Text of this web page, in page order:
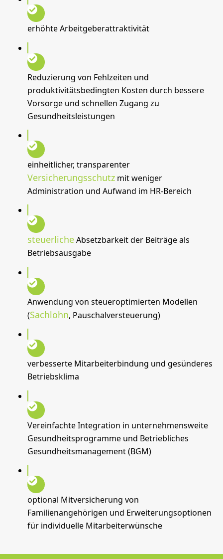
erhöhte Arbeitgeberattraktivität
Reduzierung von Fehlzeiten und
produktivitätsbedingten Kosten durch bessere
Vorsorge und schnellen Zugang zu
Gesundheitsleistungen
einheitlicher, transparenter
Versicherungsschutz mit weniger
Administration und Aufwand im HR-Bereich
steuerlicheAbsetzbarkeit der Beiträge als
Betriebsausgabe
Anwendung von steueroptimierten Modellen
(Sachlohn, Pauschalversteuerung)
verbesserte Mitarbeiterbindung und gesünderes
Betriebsklima
Vereinfachte Integration in unternehmensweite
Gesundheitsprogramme und Betriebliches
Gesundheitsmanagement (BGM)
optional Mitversicherung von
Familienangehörigen und Erweiterungsoptionen
für individuelle Mitarbeiterwünsche